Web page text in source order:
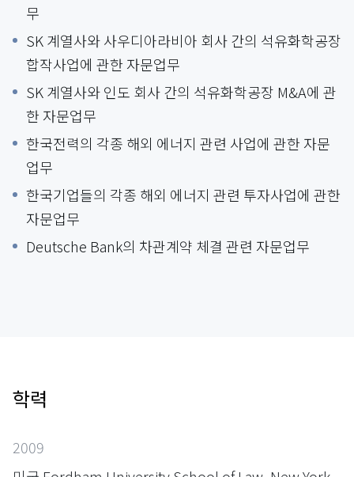
무
SK 계열사와 사우디아라비아 회사 간의 석유화학공장
합작사업에 관한 자문업무
SK 계열사와 인도 회사 간의 석유화학공장 M&A에 관
한 자문업무
한국전력의 각종 해외 에너지 관련 사업에 관한 자문
업무
한국기업들의 각종 해외 에너지 관련 투자사업에 관한
자문업무
Deutsche Bank의 차관계약 체결 관련 자문업무
학력
2009